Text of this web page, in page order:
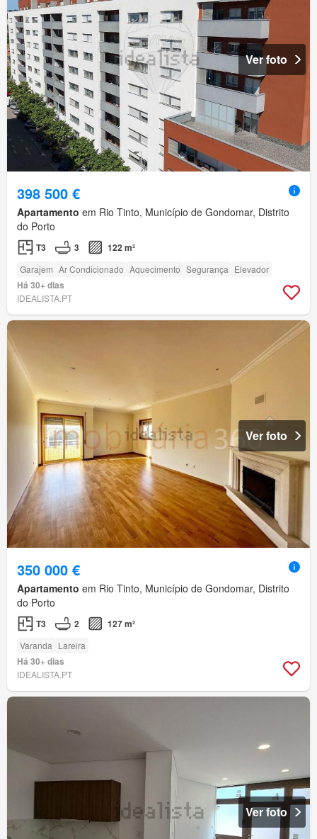
Ver foto
398 500 €
Apartamento em Rio Tinto, Município de Gondomar, Distrito
do Porto
T3 3 122 m²
Garajem Ar Condicionado Aquecimento Segurança Elevador
Há 30+ dias
IDEALISTA.PT
Ver foto
350 000 €
Apartamento em Rio Tinto, Município de Gondomar, Distrito
do Porto
T3 2 127 m²
Varanda Lareira
Há 30+ dias
IDEALISTA.PT
Ver foto